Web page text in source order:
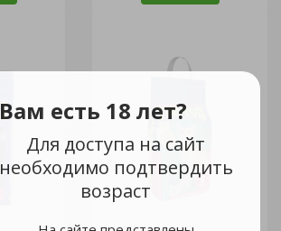
Вам есть 18 лет?
Для доступа на сайт
необходимо подтвердить
возраст